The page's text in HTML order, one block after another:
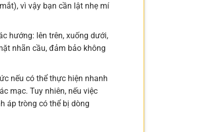
vì vậy bạn cần lật nhẹ mí
hướng: lên trên, xuống dưới,
nhãn cầu, đảm bảo không
nếu có thể thực hiện nhanh
mạc. Tuy nhiên, nếu việc
áp tròng có thể bị dòng